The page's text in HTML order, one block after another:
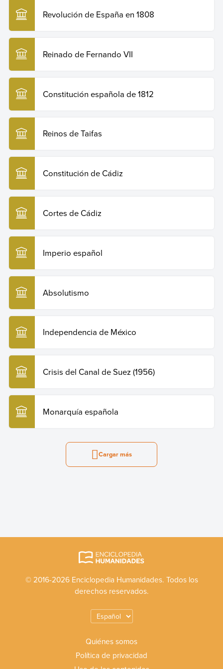
Revolución de España en 1808
Reinado de Fernando VII
Constitución española de 1812
Reinos de Taifas
Constitución de Cádiz
Cortes de Cádiz
Imperio español
Absolutismo
Independencia de México
Crisis del Canal de Suez (1956)
Monarquía española
Cargar más
© 2016-2026 Enciclopedia Humanidades. Todos los
derechos reservados.
Quiénes somos
Política de privacidad